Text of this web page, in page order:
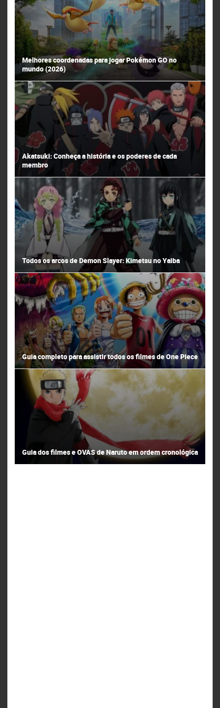
Melhores coordenadas para jogar Pokémon GO no
mundo (2026)
Akatsuki: Conheça a história e os poderes de cada
membro
Todos os arcos de Demon Slayer: Kimetsu no Yaiba
Guia completo para assistir todos os filmes de One Piece
Guia dos filmes e OVAS de Naruto em ordem cronológica